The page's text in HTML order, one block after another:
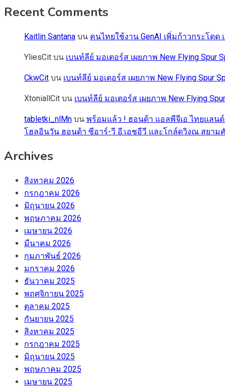
Recent Comments
Kaitlin Santana บน คนไทยใช้งาน GenAI เพิ่มก้าวกระโด
YliesCit บน เบนท์ลีย์ มอเตอร์ส เผยภาพ New Flying
CkwCit บน เบนท์ลีย์ มอเตอร์ส เผยภาพ New Flying Spur
XtoniallCit บน เบนท์ลีย์ มอเตอร์ส เผยภาพ New Flying
tabletki_nlMn บน พร้อมแล้ว ! ฮอนด้า แอลพีจีเอ ไทยแลนด์
โฮลอินวัน ฮอนด้า ซีอาร์-วี อี:เอชอีวี และโกล์ดวิงณ สยา
Archives
สิงหาคม 2026
กรกฎาคม 2026
มิถุนายน 2026
พฤษภาคม 2026
เมษายน 2026
มีนาคม 2026
กุมภาพันธ์ 2026
มกราคม 2026
ธันวาคม 2025
พฤศจิกายน 2025
ตุลาคม 2025
กันยายน 2025
สิงหาคม 2025
กรกฎาคม 2025
มิถุนายน 2025
พฤษภาคม 2025
เมษายน 2025